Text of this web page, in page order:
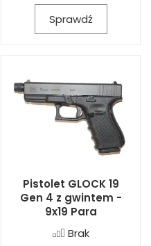
Sprawdź
Pistolet GLOCK 19
Gen 4 z gwintem -
9x19 Para
Brak